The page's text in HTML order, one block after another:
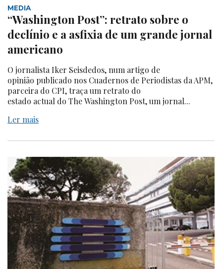
MEDIA
“Washington Post”: retrato sobre o
declínio e a asfixia de um grande jornal
americano
O jornalista Iker Seisdedos, num artigo de
opinião publicado nos Cuadernos de Periodistas da APM,
parceira do CPI, traça um retrato do
estado actual do The Washington Post, um jornal...
Ler mais